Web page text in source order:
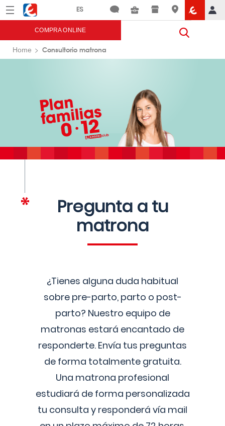
Menú Eroski
COMPRA ONLINE
Home Consultorio matrona
Pregunta a tu
matrona
¿Tienes alguna duda habitual
sobre pre-parto, parto o post-
parto? Nuestro equipo de
matronas estará encantado de
responderte. Envía tus preguntas
de forma totalmente gratuita.
Una matrona profesional
estudiará de forma personalizada
tu consulta y responderá vía mail